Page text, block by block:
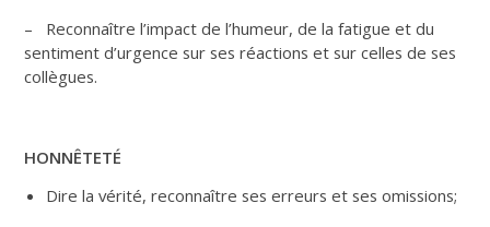
– Reconnaître l’impact de l’humeur, de la fatigue et du
sentiment d’urgence sur ses réactions et sur celles de ses
collègues.
HONNÊTETÉ
Dire la vérité, reconnaître ses erreurs et ses omissions;